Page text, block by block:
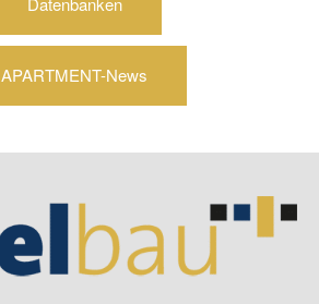
APARTMENT-News